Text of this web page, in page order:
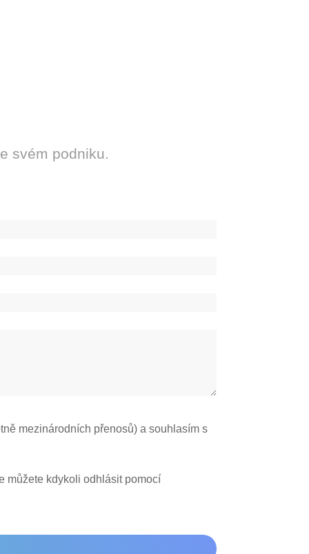
svém podniku.
mezinárodních přenosů) a souhlasím s
můžete kdykoli odhlásit pomocí